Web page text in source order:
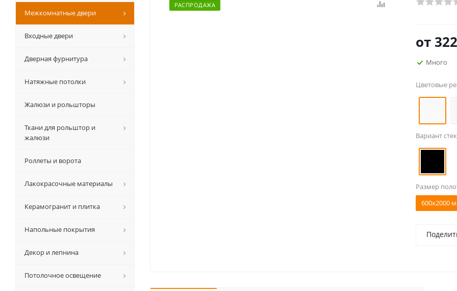
РАСПРОДАЖА
от
Много
Цветовые
Вариант
Размер
600x2000
Межкомнатные двери
Входные двери
Дверная фурнитура
Натяжные потолки
Жалюзи и рольшторы
Ткани для рольштор и
жалюзи
Роллеты и ворота
Лакокрасочные материалы
Керамогранит и плитка
Напольные покрытия
Декор и лепнина
Потолочное освещение